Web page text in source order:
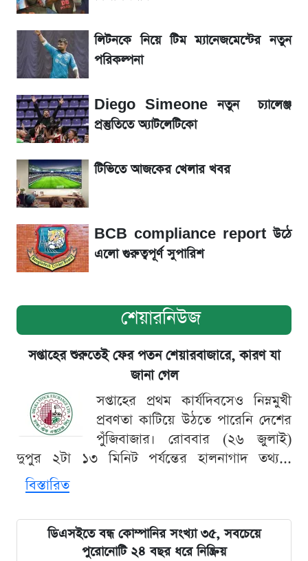
আগে দেখে নিন, আজকের সোনার নতুন দাম
রবির বড় সাফল্য! আয় কম বাড়লেও রেকর্ড মুনাফা ও
গ্রাহক বৃদ্ধি
টিভিতে আজকের খেলা (৭ আগস্ট)
সৌদিতে বাংলাদেশিদের আকামা নবায়নে বদলে গেল
নিয়ম
লিটনকে নিয়ে টিম ম্যানেজমেন্টের নতুন
পরিকল্পনা
Diego Simeone নতুন চ্যালেঞ্জ
প্রস্তুতিতে অ্যাটলেটিকো
টিভিতে আজকের খেলার খবর
BCB compliance report উঠে
এলো গুরুত্বপূর্ণ সুপারিশ
শেয়ারনিউজ
সপ্তাহের শুরুতেই ফের পতন শেয়ারবাজারে, কারণ যা
জানা গেল
সপ্তাহের প্রথম কার্যদিবসেও নিম্নমুখী
প্রবণতা কাটিয়ে উঠতে পারেনি দেশের
পুঁজিবাজার। রোববার (২৬ জুলাই)
দুপুর ২টা ১৩ মিনিট পর্যন্তের হালনাগাদ তথ্য...
বিস্তারিত
ডিএসইতে বন্ধ কোম্পানির সংখ্যা ৩৫, সবচেয়ে
পুরোনোটি ২৪ বছর ধরে নিষ্ক্রিয়